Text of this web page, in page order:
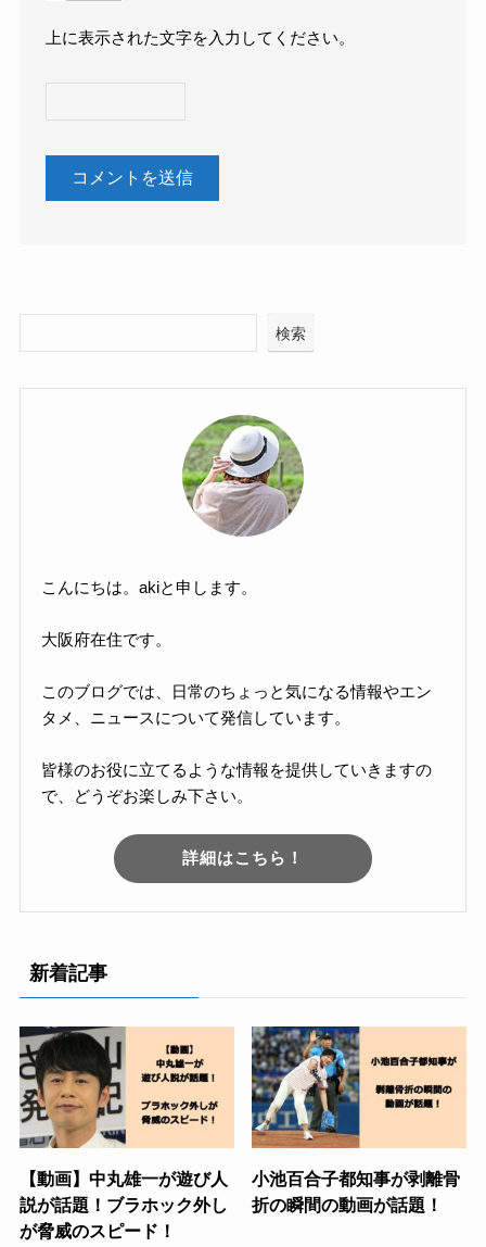
上に表示された文字を入力してください。
検索
こんにちは。akiと申します。
大阪府在住です。
このブログでは、日常のちょっと気になる情報やエン
タメ、ニュースについて発信しています。
皆様のお役に立てるような情報を提供していきますの
で、どうぞお楽しみ下さい。
詳細はこちら！
新着記事
【動画】中丸雄一が遊び人
説が話題！ブラホック外し
が脅威のスピード！
小池百合子都知事が剥離骨
折の瞬間の動画が話題！